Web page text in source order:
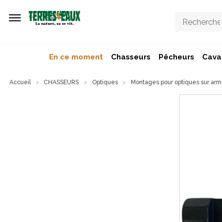
En ce moment Chasseurs Pêcheurs
Accueil CHASSEURS Optiques Montages pour optiques sur